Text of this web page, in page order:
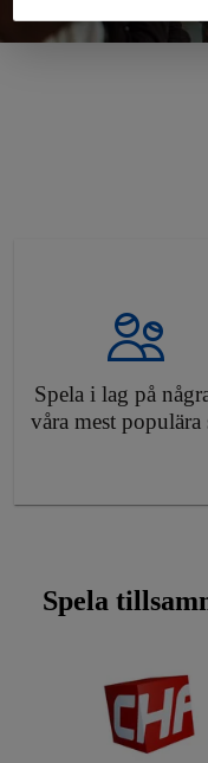
Spela i lag på
våra mest populära
Spela